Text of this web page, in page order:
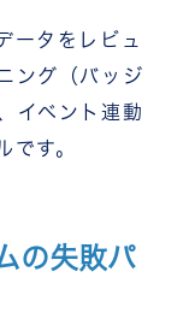
ータをレビュ
ング（バッジ
イベント連動
です。
の失敗パ